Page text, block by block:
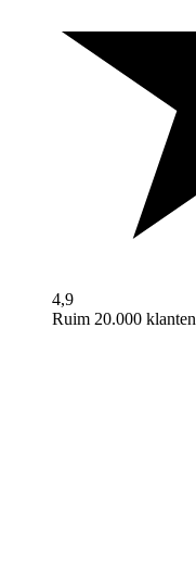
4,9
Ruim 20.000 klanten